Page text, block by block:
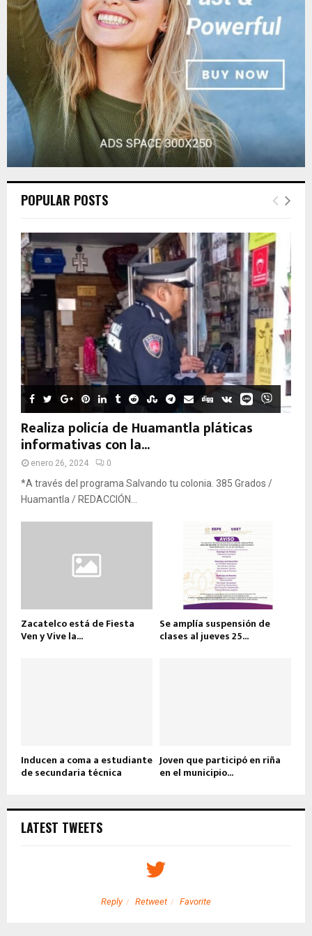
C
POPULAR POSTS
Realiza policía de Huamantla pláticas
informativas con la...
enero 26, 2024 0
*A través del programa Salvando tu colonia. 385 Grados /
Huamantla / REDACCIÓN...
Zacatelco está de Fiesta
Ven y Vive la...
Se amplía suspensión de
clases al jueves 25...
Inducen a coma a estudiante
de secundaria técnica
Joven que participó en riña
en el municipio...
LATEST TWEETS
Reply Retweet Favorite